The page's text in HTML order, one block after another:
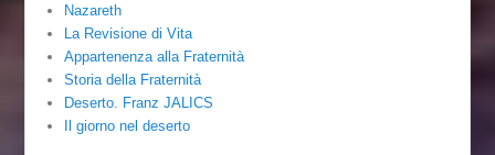
Nazareth
La Revisione di Vita
Appartenenza alla Fraternità
Storia della Fraternità
Deserto. Franz JALICS
Il giorno nel deserto